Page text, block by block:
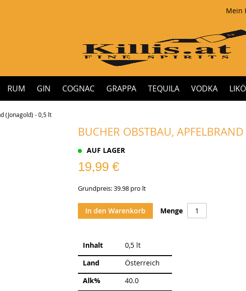
Mein
RUM GIN COGNAC GRAPPA TEQUILA VODKA
(Jonagold) - 0,5 lt
BUCHER OBSTBAU,
AUF LAGER
19,99 €
Grundpreis: 39.98 pro lt
Menge
In den Warenkorb
Weitere
Inhalt
0,5 lt
Land
Österreich
Alk%
40.0